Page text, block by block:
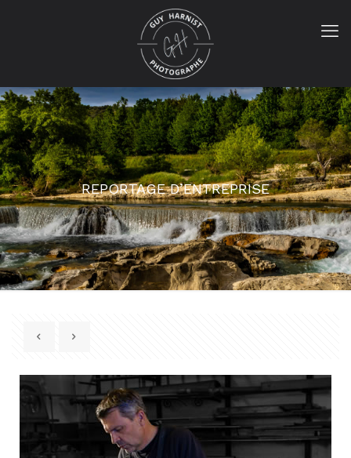
REPORTAGE D’ENTREPRISE